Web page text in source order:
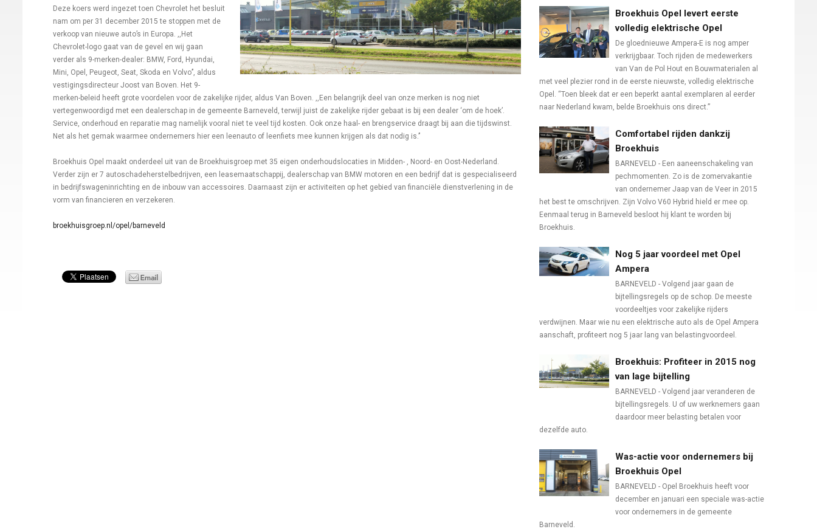
Deze koers werd ingezet toen Chevrolet het besluit
nam om per 31 december 2015 te stoppen met de
verkoop van nieuwe auto’s in Europa. ,,Het
Chevrolet-logo gaat van de gevel en wij gaan
verder als 9-merken-dealer: BMW, Ford, Hyundai,
Mini, Opel, Peugeot, Seat, Skoda en Volvo’’, aldus
vestigingsdirecteur Joost van Boven. Het 9-
merken-beleid heeft grote voordelen voor de zakelijke rijder, aldus Van Boven. ,,Een belangrijk deel van onze merken is nog niet
vertegenwoordigd met een dealerschap in de gemeente Barneveld, terwijl juist de zakelijke rijder gebaat is bij een dealer ‘om de hoek’.
Service, onderhoud en reparatie mag namelijk vooral niet te veel tijd kosten. Ook onze haal- en brengservice draagt bij aan die tijdswinst.
Net als het gemak waarmee ondernemers hier een leenauto of leenfiets mee kunnen krijgen als dat nodig is.’’
Broekhuis Opel maakt onderdeel uit van de Broekhuisgroep met 35 eigen onderhoudslocaties in Midden- , Noord- en Oost-Nederland.
Verder zijn er 7 autoschadeherstelbedrijven, een leasemaatschappij, dealerschap van BMW motoren en een bedrijf dat is gespecialiseerd
in bedrijfswageninrichting en de inbouw van accessoires. Daarnaast zijn er activiteiten op het gebied van financiële dienstverlening in de
vorm van financieren en verzekeren.
broekhuisgroep.nl/opel/barneveld
Broekhuis Opel levert eerste
volledig elektrische Opel
De gloednieuwe Ampera-E is nog amper
verkrijgbaar. Toch rijden de medewerkers
van Van de Pol Hout en Bouwmaterialen al
met veel plezier rond in de eerste nieuwste, volledig elektrische
Opel. “Toen bleek dat er een beperkt aantal exemplaren al eerder
naar Nederland kwam, belde Broekhuis ons direct.”
Comfortabel rijden dankzij
Broekhuis
BARNEVELD - Een aaneenschakeling van
pechmomenten. Zo is de zomervakantie
van ondernemer Jaap van de Veer in 2015
het best te omschrijven. Zijn Volvo V60 Hybrid hield er mee op.
Eenmaal terug in Barneveld besloot hij klant te worden bij
Broekhuis.
Nog 5 jaar voordeel met Opel
Ampera
BARNEVELD - Volgend jaar gaan de
bijtellingsregels op de schop. De meeste
voordeeltjes voor zakelijke rijders
verdwijnen. Maar wie nu een elektrische auto als de Opel Ampera
aanschaft, profiteert nog 5 jaar lang van belastingvoordeel.
Broekhuis: Profiteer in 2015 nog
van lage bijtelling
BARNEVELD - Volgend jaar veranderen de
bijtellingsregels. U of uw werknemers gaan
daardoor meer belasting betalen voor
dezelfde auto.
Was-actie voor ondernemers bij
Broekhuis Opel
BARNEVELD - Opel Broekhuis heeft voor
december en januari een speciale was-actie
voor ondernemers in de gemeente
Barneveld.